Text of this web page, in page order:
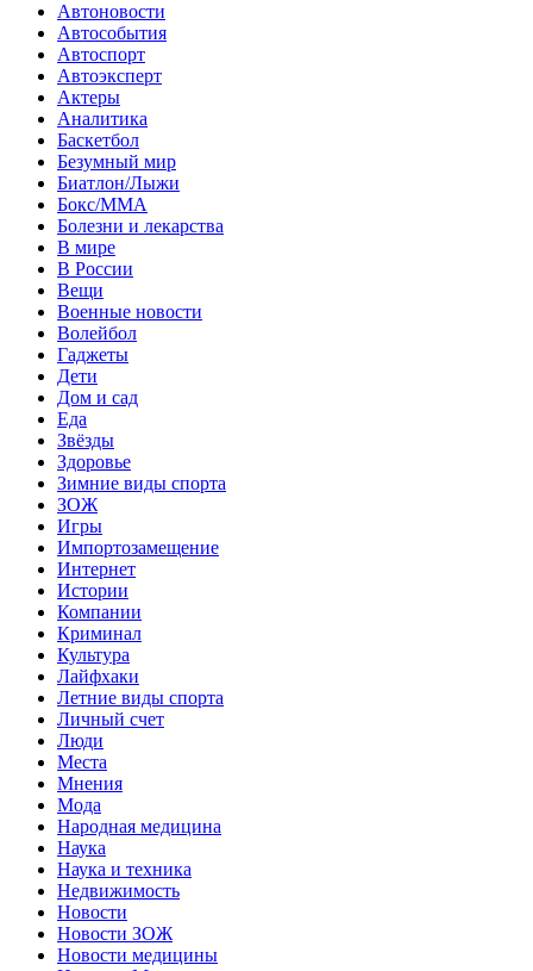
Автоновости
Автособытия
Автоспорт
Автоэксперт
Актеры
Аналитика
Баскетбол
Безумный мир
Биатлон/Лыжи
Бокс/MMA
Болезни и лекарства
В мире
В России
Вещи
Военные новости
Волейбол
Гаджеты
Дети
Дом и сад
Еда
Звёзды
Здоровье
Зимние виды спорта
ЗОЖ
Игры
Импортозамещение
Интернет
Истории
Компании
Криминал
Культура
Лайфхаки
Летние виды спорта
Личный счет
Люди
Места
Мнения
Мода
Народная медицина
Наука
Наука и техника
Недвижимость
Новости
Новости ЗОЖ
Новости медицины